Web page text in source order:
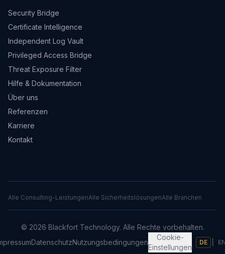
Security Bridge
Certificate Intelligence
Independent Log Vault
Privileged Access Bridge
Threat Exposure Filter
Hilfe & Dokumentation
Über uns
Referenzen
Karriere
Kontakt
Alle Consulting-LeistungenAlle SicherheitslösungenAlle Branchen
© 2026 Blackfort Technology. Alle Rechte vorbehalten.
DatenschutzNutzungsbedingungen
Cookie-
Einstellungen
DE